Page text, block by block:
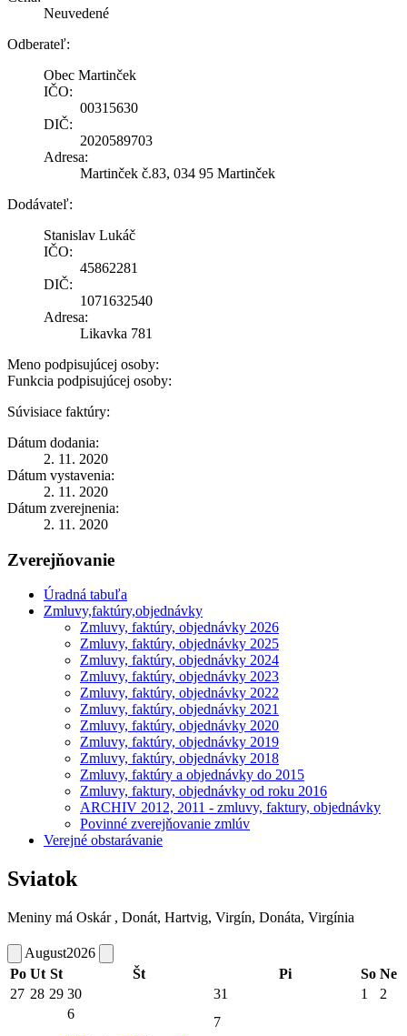
Neuvedené
Odberateľ:
Obec Martinček
IČO:
00315630
DIČ:
2020589703
Adresa:
Martinček č.83, 034 95 Martinček
Dodávateľ:
Stanislav Lukáč
IČO:
45862281
DIČ:
1071632540
Adresa:
Likavka 781
Meno podpisujúcej osoby:
Funkcia podpisujúcej osoby:
Súvisiace faktúry:
Dátum dodania:
2. 11. 2020
Dátum vystavenia:
2. 11. 2020
Dátum zverejnenia:
2. 11. 2020
Zverejňovanie
Úradná tabuľa
Zmluvy,faktúry,objednávky
Zmluvy, faktúry, objednávky 2026
Zmluvy, faktúry, objednávky 2025
Zmluvy, faktúry, objednávky 2024
Zmluvy, faktúry, objednávky 2023
Zmluvy, faktúry, objednávky 2022
Zmluvy, faktúry, objednávky 2021
Zmluvy, faktúry, objednávky 2020
Zmluvy, faktúry, objednávky 2019
Zmluvy, faktúry, objednávky 2018
Zmluvy, faktúry a objednávky do 2015
Zmluvy, faktury, objednávky od roku 2016
ARCHIV 2012, 2011 - zmluvy, faktury, objednávky
Povinné zverejňovanie zmlúv
Verejné obstarávanie
Sviatok
Meniny má Oskár , Donát, Hartvig, Virgín, Donáta, Virgínia
August2026
Po Ut St Št Pi So Ne
27 28 29 30 31 1 2
6
7